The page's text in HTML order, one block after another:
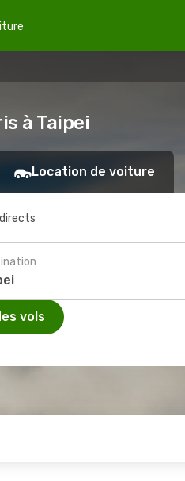
à Taipei
Location de voiture
vols